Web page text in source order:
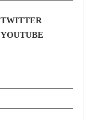
TWITTER
YOUTUBE